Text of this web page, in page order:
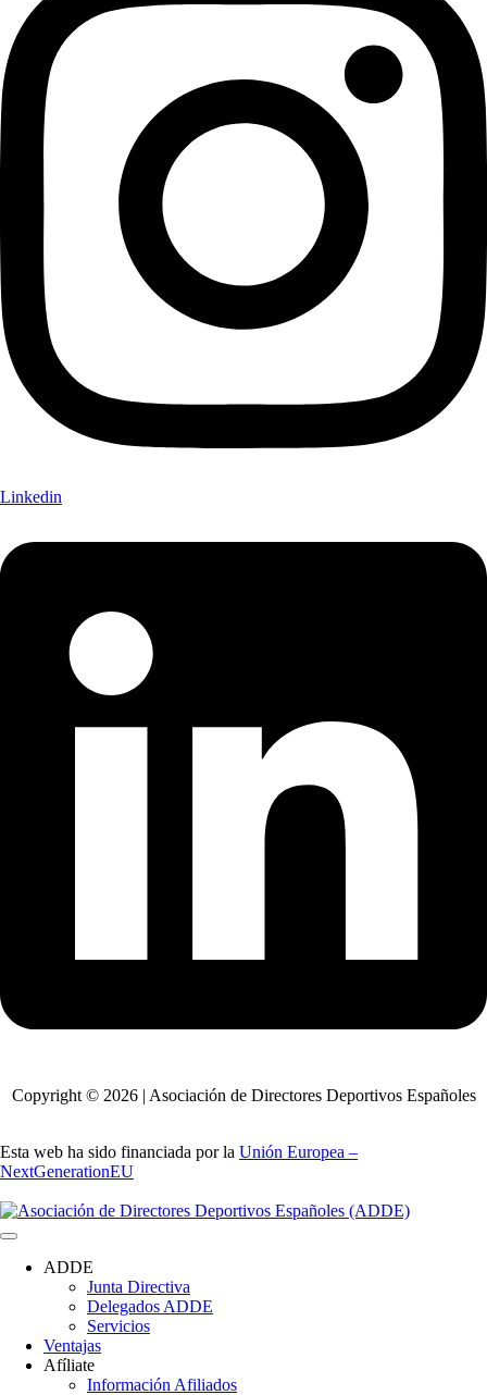
Linkedin
Copyright © 2026 | Asociación de Directores Deportivos Españoles
Esta web ha sido financiada por la Unión Europea –
NextGenerationEU
ADDE
Junta Directiva
Delegados ADDE
Servicios
Ventajas
Afíliate
Información Afiliados